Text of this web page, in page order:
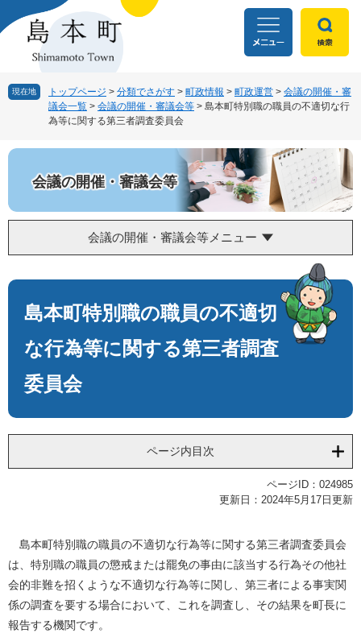
ー
ニ
現在地 トップページ > 分類でさがす > 町政情報 > 町政運営 > 会議の開催・審
議会一覧 > 会議の開催・審議会等 > 島本町特別職の職員の不適切な行
為等に関する第三者調査委員会
会議の開催・審議会等
会議の開催・審議会等メニュー
文
島本町特別職の職員の不適切
な行為等に関する第三者調査
委員会
ページ内目次
ページID：024985
更新日：2024年5月17日更新
島本町特別職の職員の不適切な行為等に関する第三者調査委員会
は、特別職の職員の懲戒または罷免の事由に該当する行為その他社
会的非難を招くような不適切な行為等に関し、第三者による事実関
係の調査を要する場合において、これを調査し、その結果を町長に
報告する機関です。